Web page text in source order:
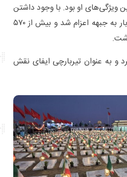
ویژگی‌های او بود. با وجود داشتن
خانواده و پنج فرزند، شش بار به جبهه اعزام شد و بیش از ۵۷۰
و به عنوان تیربارچی ایفای نقش